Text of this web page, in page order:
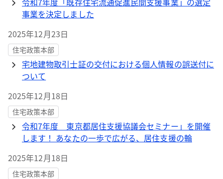
事業を決定しました
2025年12月23日
住宅政策本部
宅地建物取引士証の交付における個人情報の誤送付に
ついて
2025年12月18日
住宅政策本部
令和7年度 東京都居住支援協議会セミナー」を開催
します！ あなたの一歩で広がる、居住支援の輪
2025年12月18日
住宅政策本部